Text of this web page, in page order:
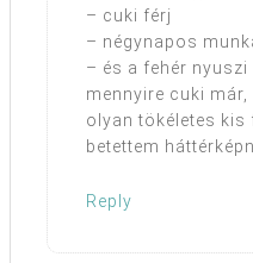
– cuki férj
– négynapos
– és a fehér nyuszi
mennyire cuki
olyan tökéletes kis
betettem
Reply